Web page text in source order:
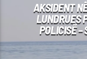
AKSIDENT
LUNDRUES
POLICISË –